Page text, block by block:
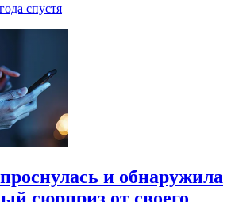
спустя
и обнаружила
сюрприз от своего